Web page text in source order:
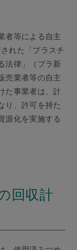
者等による自主
れた「プラスチ
法律」（プラ新
売業者等の自主
た事業者は、計
り、許可を持た
源化を実施する
回収計